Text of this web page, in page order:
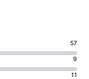
57
9
11